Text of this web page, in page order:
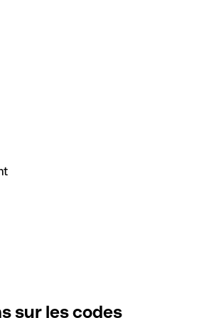
sur les codes